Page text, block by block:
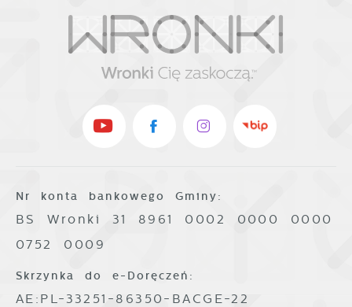
Nr konta bankowego Gminy:
BS Wronki 31 8961 0002 0000 0000
0752 0009
Skrzynka do e-Doręczeń:
AE:PL-33251-86350-BACGE-22